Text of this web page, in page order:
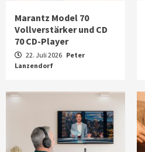
Marantz Model 70
Vollverstärker und CD
70 CD-Player
22. Juli 2026 Peter
Lanzendorf